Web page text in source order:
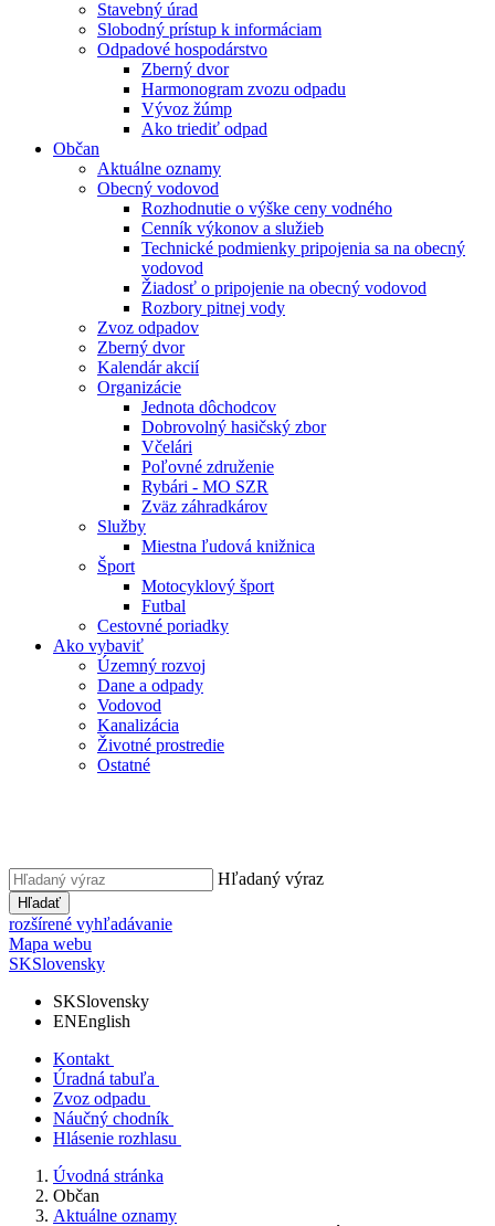
Stavebný úrad
Slobodný prístup k informáciam
Odpadové hospodárstvo
Zberný dvor
Harmonogram zvozu odpadu
Vývoz žúmp
Ako triediť odpad
Občan
Aktuálne oznamy
Obecný vodovod
Rozhodnutie o výške ceny vodného
Cenník výkonov a služieb
Technické podmienky pripojenia sa na obecný
vodovod
Žiadosť o pripojenie na obecný vodovod
Rozbory pitnej vody
Zvoz odpadov
Zberný dvor
Kalendár akcií
Organizácie
Jednota dôchodcov
Dobrovolný hasičský zbor
Včelári
Poľovné združenie
Rybári - MO SZR
Zväz záhradkárov
Služby
Miestna ľudová knižnica
Šport
Motocyklový šport
Futbal
Cestovné poriadky
Ako vybaviť
Územný rozvoj
Dane a odpady
Vodovod
Kanalizácia
Životné prostredie
Ostatné
Hľadaný výraz
Hľadať
rozšírené vyhľadávanie
Mapa webu
SKSlovensky
SKSlovensky
ENEnglish
Kontakt
Úradná tabuľa
Zvoz odpadu
Náučný chodník
Hlásenie rozhlasu
Úvodná stránka
Občan
Aktuálne oznamy